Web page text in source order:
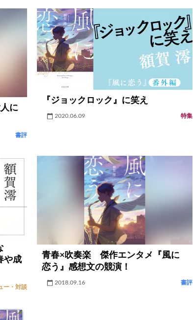
に
書評
『ジョックロック』に笑え
2020.06.09 特集
や成
ー・対談
青春×吹奏楽 傑作エンタメ『風に
恋う』感想文の競演！
2018.09.16 書評